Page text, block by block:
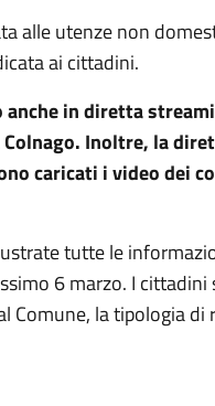
alle utenze non
ai cittadini.
in diretta
Inoltre, la
caricati i video dei
tutte le
6 marzo. I
la tipologia